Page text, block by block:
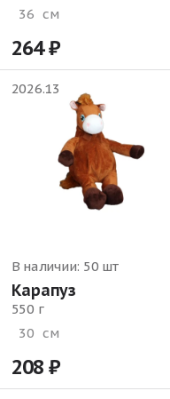
36 см
264
2026.13
В наличии: 50 шт
Карапуз
550 г
30 см
208